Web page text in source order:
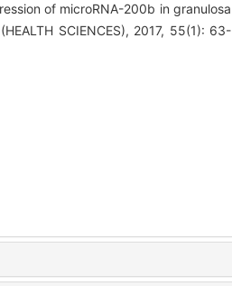
of microRNA-200b in granulosa
SCIENCES), 2017, 55(1): 63-